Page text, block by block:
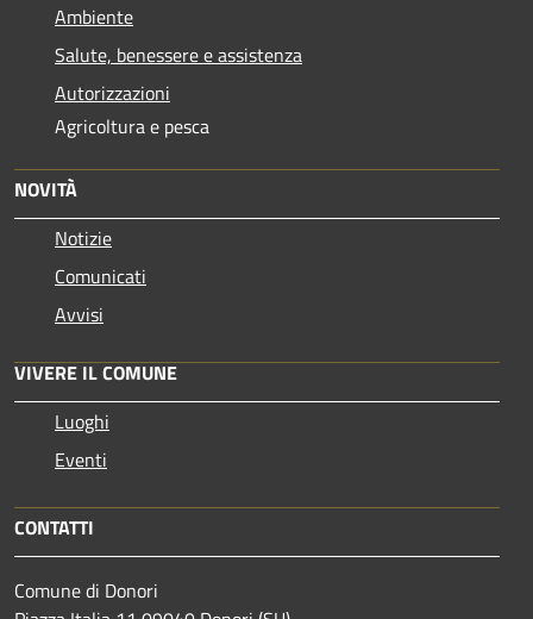
Ambiente
Salute, benessere e assistenza
Autorizzazioni
Agricoltura e pesca
NOVITÀ
Notizie
Comunicati
Avvisi
VIVERE IL COMUNE
Luoghi
Eventi
CONTATTI
Comune di Donori